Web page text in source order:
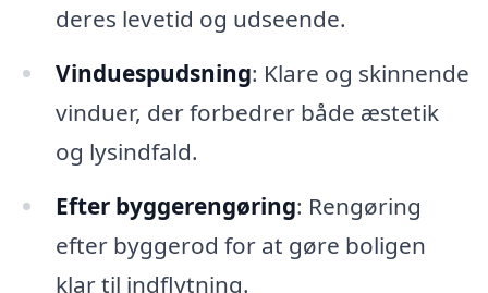
deres levetid og udseende.
Vinduespudsning: Klare og skinnende
vinduer, der forbedrer både æstetik
og lysindfald.
Efter byggerengøring: Rengøring
efter byggerod for at gøre boligen
klar til indflytning.